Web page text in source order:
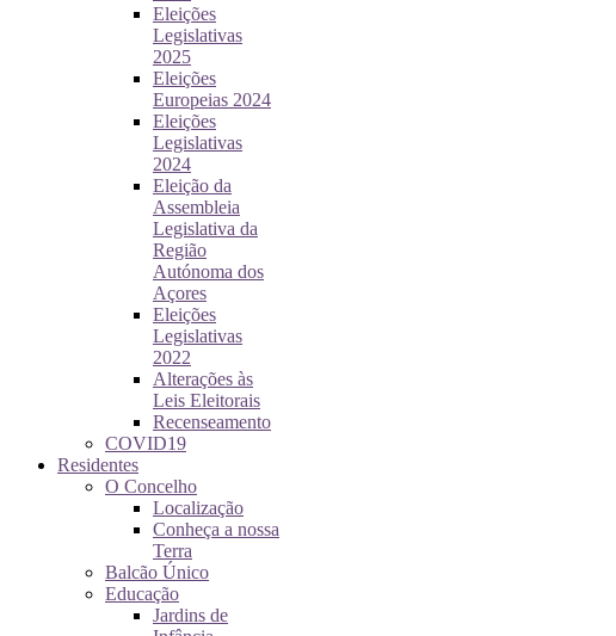
Eleições
Legislativas
2025
Eleições
Europeias 2024
Eleições
Legislativas
2024
Eleição da
Assembleia
Legislativa da
Região
Autónoma dos
Açores
Eleições
Legislativas
2022
Alterações às
Leis Eleitorais
Recenseamento
COVID19
Residentes
O Concelho
Localização
Conheça a nossa
Terra
Balcão Único
Educação
Jardins de